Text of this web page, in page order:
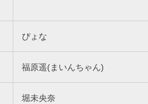
ぴょな
福原遥(まいんちゃん)
堀未央奈